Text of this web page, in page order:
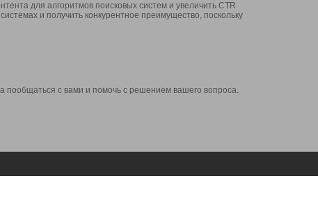
для алгоритмов поисковых систем и увеличить CTR
и получить конкурентное преимущество, поскольку
пообщаться с вами и помочь с решением вашего вопроса.